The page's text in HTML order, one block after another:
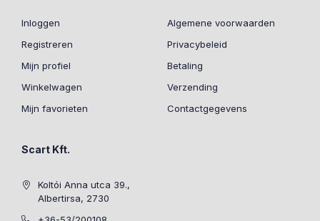
Inloggen
Registreren
Mijn profiel
Winkelwagen
Mijn favorieten
Algemene voorwaarden
Privacybeleid
Betaling
Verzending
Contactgegevens
Scart Kft.
Koltói Anna utca 39.,
Albertirsa, 2730